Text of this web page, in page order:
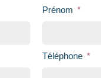
Prénom
Téléphone